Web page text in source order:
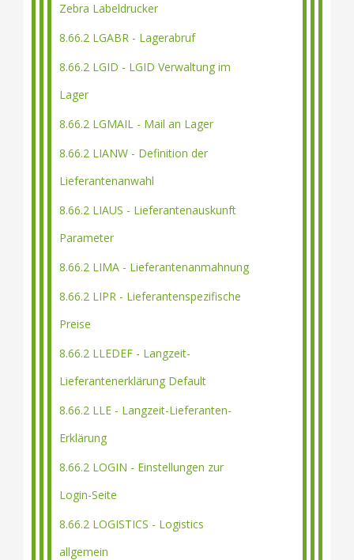
Zebra Labeldrucker
8.66.2 LGABR - Lagerabruf
8.66.2 LGID - LGID Verwaltung im
Lager
8.66.2 LGMAIL - Mail an Lager
8.66.2 LIANW - Definition der
Lieferantenanwahl
8.66.2 LIAUS - Lieferantenauskunft
Parameter
8.66.2 LIMA - Lieferantenanmahnung
8.66.2 LIPR - Lieferantenspezifische
Preise
8.66.2 LLEDEF - Langzeit-
Lieferantenerklärung Default
8.66.2 LLE - Langzeit-Lieferanten-
Erklärung
8.66.2 LOGIN - Einstellungen zur
Login-Seite
8.66.2 LOGISTICS - Logistics
allgemein